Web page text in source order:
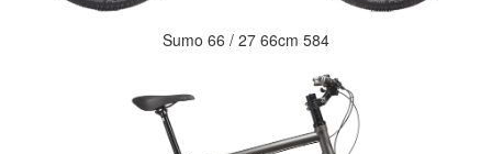
Sumo 66 / 27 66cm 584